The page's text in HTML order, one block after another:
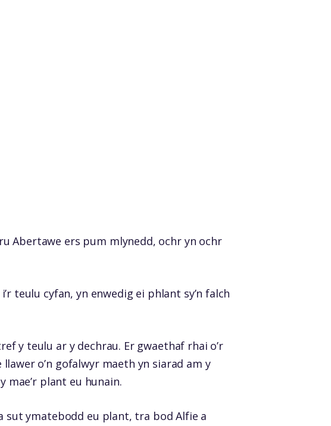
Abertawe ers pum mlynedd, ochr yn ochr
teulu cyfan, yn enwedig ei phlant sy’n falch
y teulu ar y dechrau. Er gwaethaf rhai o’r
o’n gofalwyr maeth yn siarad am y
mae’r plant eu hunain.
sut ymatebodd eu plant, tra bod Alfie a